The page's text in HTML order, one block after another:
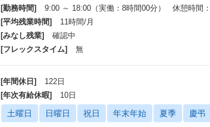
[勤務時間]
9:00 ～ 18:00（実働：8時間00分） 休憩時間
[平均残業時間]
11時間/月
[みなし残業]
確認中
[フレックスタイム]
無
[年間休日]
122日
[年次有給休暇]
10日
土曜日 日曜日 祝日 年末年始 夏季 慶弔